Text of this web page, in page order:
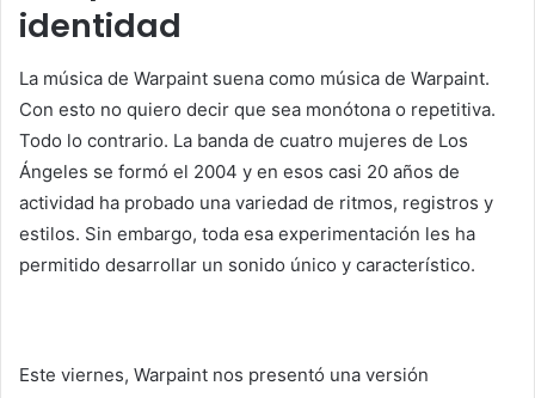
identidad
La música de Warpaint suena como música de Warpaint.
Con esto no quiero decir que sea monótona o repetitiva.
Todo lo contrario. La banda de cuatro mujeres de Los
Ángeles se formó el 2004 y en esos casi 20 años de
actividad ha probado una variedad de ritmos, registros y
estilos. Sin embargo, toda esa experimentación les ha
permitido desarrollar un sonido único y característico.
Este viernes, Warpaint nos presentó una versión